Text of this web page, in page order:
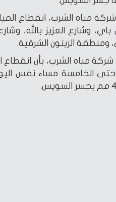
مياه الشرب، انقطاع
باي، وشارع العزيز بالله،
الزيتون الشرقية.
الخامسة مساء نفس